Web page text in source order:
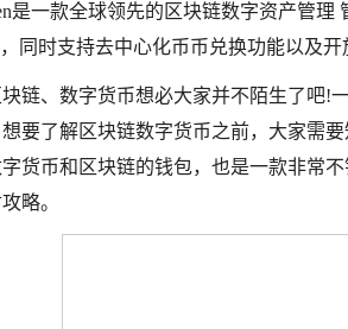
是一款全球领先的区块链数字资产管理
同时支持去中心化币币兑换功能以及
链、数字货币想必大家并不陌生了吧!
要了解区块链数字货币之前，大家需
货币和区块链的钱包，也是一款非常
略。